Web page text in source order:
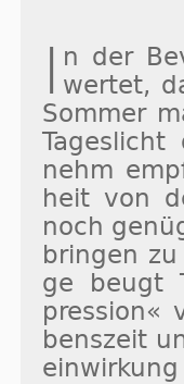
I n der
wertet,
Som­mer
nehm
heit von
noch
brin­gen
ge beugt
bens­zeit